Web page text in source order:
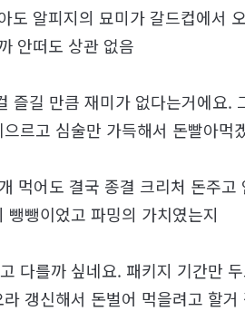
도 알피지의 묘미가 갈드컵에서
안떠도 상관 없음
즐길 만큼 재미가 없다는거에요.
으르고 심술만 가득해서 돈빨
먹어도 결국 종결 크리처 돈주
뺑뺑이었고 파밍의 가치였는지
다를까 싶네요. 패키지 기간만
갱신해서 돈벌어 먹을려고 할